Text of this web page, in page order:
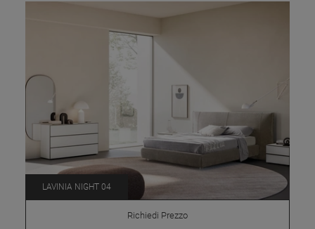
LAVINIA NIGHT 04
Richiedi Prezzo